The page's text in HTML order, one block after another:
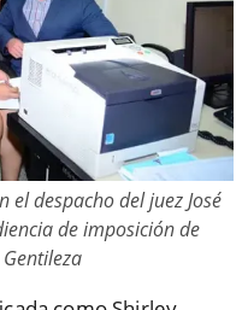
el despacho del juez José
de imposición de